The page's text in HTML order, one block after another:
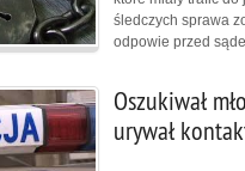
śledczych sprawa
odpowie przed
Oszukiwał
urywał